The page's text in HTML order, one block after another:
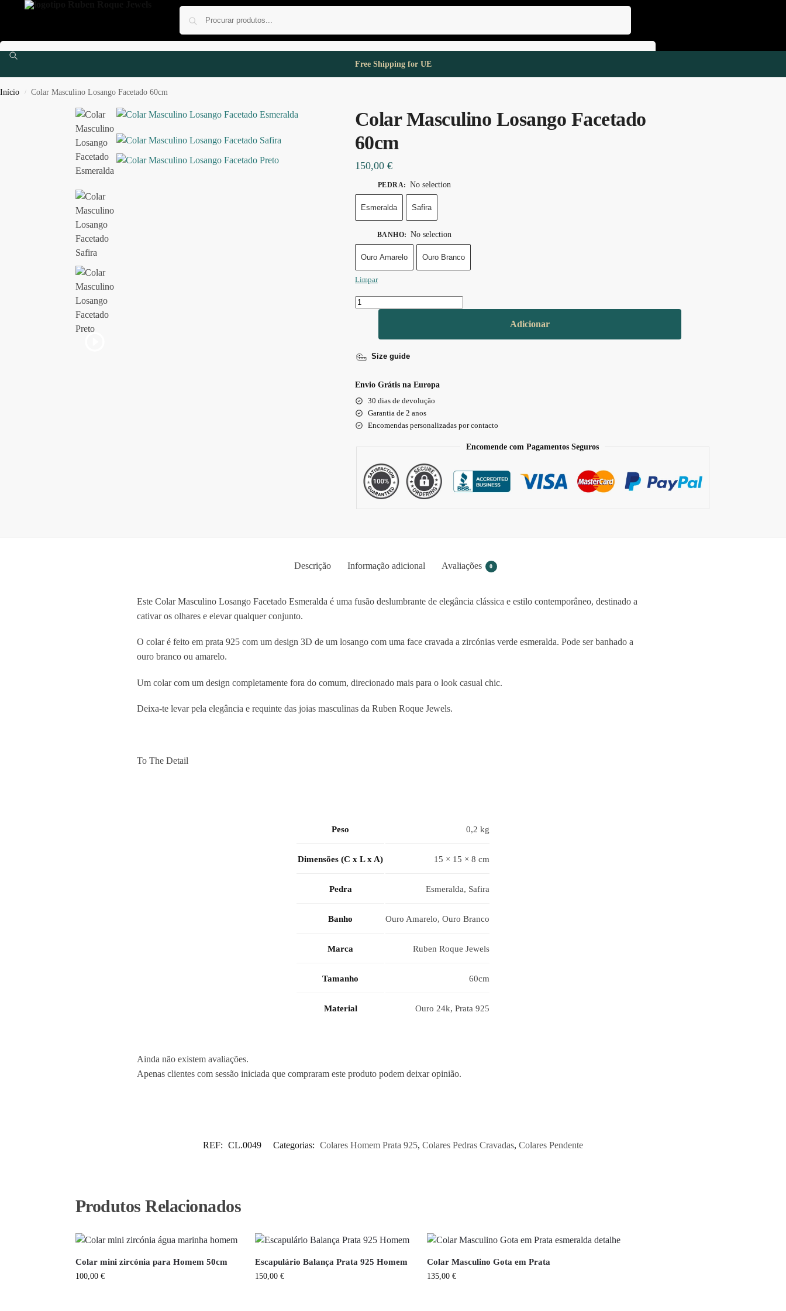
Anéis Colares Pulseiras Ouro e Diamantes
Free Shipping for UE
Início / Colar Masculino Losango Facetado 60cm
Colar Masculino Losango Facetado
60cm
150,00 €
PEDRA: No selection
Esmeralda Safira
BANHO: No selection
Ouro Amarelo Ouro Branco
Limpar
Adicionar
Size guide
Envio Grátis na Europa
30 dias de devolução
Garantia de 2 anos
Encomendas personalizadas por contacto
Encomende com Pagamentos Seguros
Descrição Informação adicional Avaliações 0
Este Colar Masculino Losango Facetado Esmeralda é uma fusão deslumbrante de elegância clássica e estilo contemporâneo, destinado a
cativar os olhares e elevar qualquer conjunto.
O colar é feito em prata 925 com um design 3D de um losango com uma face cravada a zircónias verde esmeralda. Pode ser banhado a
ouro branco ou amarelo.
Um colar com um design completamente fora do comum, direcionado mais para o look casual chic.
Deixa-te levar pela elegância e requinte das joias masculinas da Ruben Roque Jewels.
To The Detail
Peso 0,2 kg
Dimensões (C x L x A) 15 × 15 × 8 cm
Pedra Esmeralda, Safira
Banho Ouro Amarelo, Ouro Branco
Marca Ruben Roque Jewels
Tamanho 60cm
Material Ouro 24k, Prata 925
Ainda não existem avaliações.
Apenas clientes com sessão iniciada que compraram este produto podem deixar opinião.
REF: CL.0049 Categorias: Colares Homem Prata 925, Colares Pedras Cravadas, Colares Pendente
Produtos Relacionados
Colar mini zircónia para Homem 50cm
100,00 €
Escapulário Balança Prata 925 Homem
150,00 €
Colar Masculino Gota em Prata
135,00 €